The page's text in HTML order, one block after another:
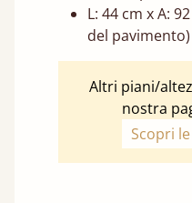
L: 44 cm x A:
del pavimento)
Altri piani/
nostra
Scopri